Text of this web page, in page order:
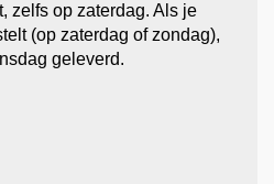
zelfs op zaterdag. Als je
(op zaterdag of zondag),
geleverd.